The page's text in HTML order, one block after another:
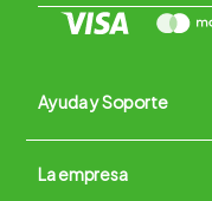
Ayuda y Soporte
Contacto vía WhatsApp
Términos y condiciones
La empresa